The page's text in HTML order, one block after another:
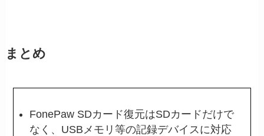
まとめ
FonePaw SDカード復元はSDカードだけで
なく、USBメモリ等の記録デバイスに対応